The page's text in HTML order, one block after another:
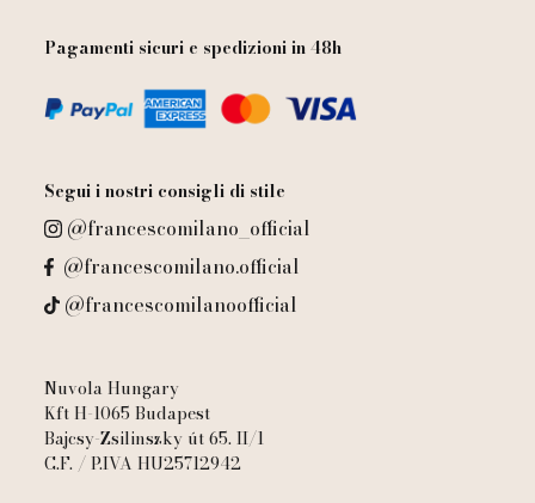
Nuvola Hungary
Kft H-1065 Budapest
Bajcsy-Zsilinszky út 65. II/1
C.F. / P.IVA HU25712942
Pagamenti sicuri e spedizioni in 48h
Segui i nostri consigli di stile
@francescomilano_official
@francescomilano.official
@francescomilanoofficial